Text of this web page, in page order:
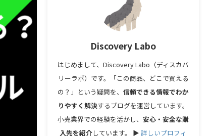
Discovery Labo
はじめまして、Discovery Labo（ディスカバ
リーラボ）です。「この商品、どこで買える
の？」という疑問を、 信頼できる情報でわか
りやすく解決するブログを運営しています。
小売業界での経験を活かし、 安心・安全な購
入先を紹介しています。 ▶︎ 詳しいプロフィ